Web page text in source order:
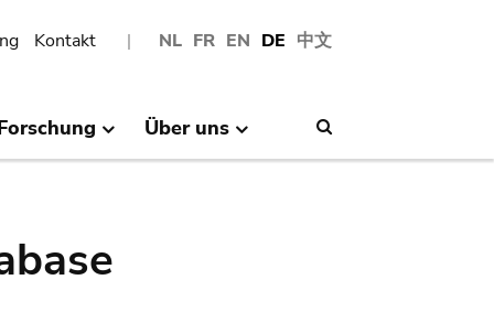
NL FR EN DE 中文
Kontakt
Über uns